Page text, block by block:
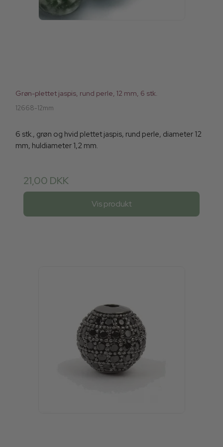
Grøn-plettet jaspis, rund perle, 12 mm, 6 stk.
12668-12mm
6 stk., grøn og hvid plettet jaspis, rund perle, diameter 12
mm, huldiameter 1,2 mm.
21,00 DKK
Vis produkt